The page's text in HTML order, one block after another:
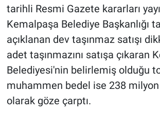
tarihli Resmi Gazete kararları
Kemalpaşa Belediye Başkanlığı
açıklanan dev taşınmaz satışı
adet taşınmazını satışa çıkaran
Belediyesi'nin belirlemiş olduğu
muhammen bedel ise 238
olarak göze çarptı.